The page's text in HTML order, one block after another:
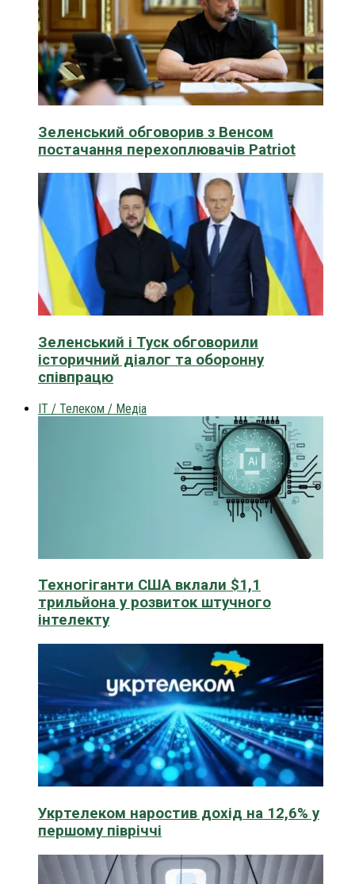
Зеленський обговорив з Венсом
постачання перехоплювачів Patriot
Зеленський і Туск обговорили
історичний діалог та оборонну
співпрацю
IT / Телеком / Медіа
Техногіганти США вклали $1,1
трильйона у розвиток штучного
інтелекту
Укртелеком наростив дохід на 12,6% у
першому півріччі